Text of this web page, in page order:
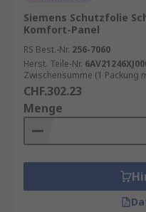
Siemens Schutzfolie
Komfort-Panel
RS Best.-Nr. 256-7060
Herst. Teile-Nr.
Zwischensumme (1 Packung
CHF.302.23
Menge